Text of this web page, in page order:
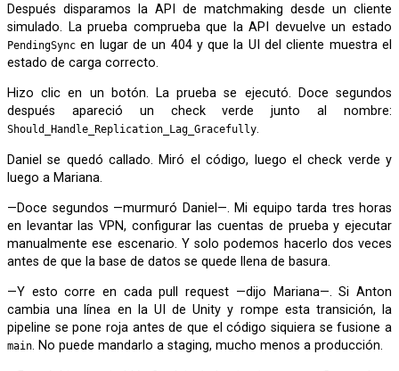
Después disparamos la API de matchmaking desde un cliente
simulado. La prueba comprueba que la API devuelve un estado
PendingSync en lugar de un 404 y que la UI del cliente muestra el
estado de carga correcto.
Hizo clic en un botón. La prueba se ejecutó. Doce segundos
después apareció un check verde junto al nombre:
Should_Handle_Replication_Lag_Gracefully.
Daniel se quedó callado. Miró el código, luego el check verde y
luego a Mariana.
—Doce segundos —murmuró Daniel—. Mi equipo tarda tres horas
en levantar las VPN, configurar las cuentas de prueba y ejecutar
manualmente ese escenario. Y solo podemos hacerlo dos veces
antes de que la base de datos se quede llena de basura.
—Y esto corre en cada pull request —dijo Mariana—. Si Anton
cambia una línea en la UI de Unity y rompe esta transición, la
pipeline se pone roja antes de que el código siquiera se fusione a
main. No puede mandarlo a staging, mucho menos a producción.